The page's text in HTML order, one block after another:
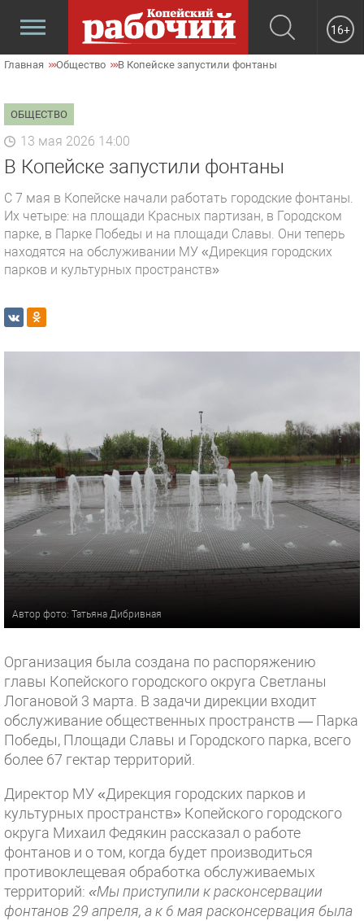
16+
Главная Общество В Копейске запустили фонтаны
ОБЩЕСТВО
13 мая 2026 14:00
В Копейске запустили фонтаны
С 7 мая в Копейске начали работать городские фонтаны.
Их четыре: на площади Красных партизан, в Городском
парке, в Парке Победы и на площади Славы. Они теперь
находятся на обслуживании МУ «Дирекция городских
парков и культурных пространств»
Автор фото: Татьяна Дибривная
Организация была создана по распоряжению
главы Копейского городского округа Светланы
Логановой 3 марта. В задачи дирекции входит
обслуживание общественных пространств — Парка
Победы, Площади Славы и Городского парка, всего
более 67 гектар территорий.
Директор МУ «Дирекция городских парков и
культурных пространств» Копейского городского
округа Михаил Федякин рассказал о работе
фонтанов и о том, когда будет производиться
противоклещевая обработка обслуживаемых
территорий: «Мы приступили к расконсервации
фонтанов 29 апреля, а к 6 мая расконсервация была